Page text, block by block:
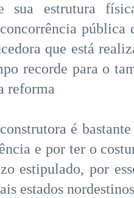
sua estrutura
pública
que está
recorde para o
reforma
é
e por ter o
estipulado, por
estados